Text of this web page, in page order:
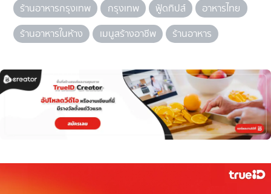
ร้านอาหารกรุงเทพ
กรุงเทพ ฟู้ดทิปส์
อาหารไทย
ร้านอาหารในห้าง
เมนูสร้างอาชีพ ร้านอาหาร